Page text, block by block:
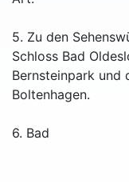
5. Zu den
Schloss Bad
Bernsteinpark und
Boltenhagen.
6. Bad